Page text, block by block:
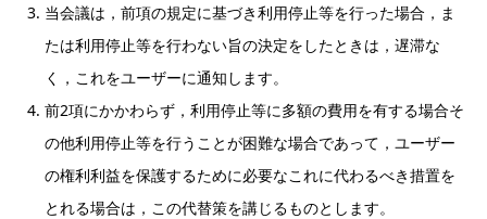
当会議は，前項の規定に基づき利用停止等を行った場合，ま
たは利用停止等を行わない旨の決定をしたときは，遅滞な
く，これをユーザーに通知します。
前2項にかかわらず，利用停止等に多額の費用を有する場合そ
の他利用停止等を行うことが困難な場合であって，ユーザー
の権利利益を保護するために必要なこれに代わるべき措置を
とれる場合は，この代替策を講じるものとします。